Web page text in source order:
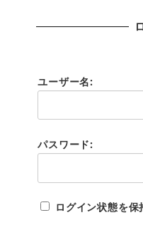
ユーザー名:
パスワード:
ログイン状態を保